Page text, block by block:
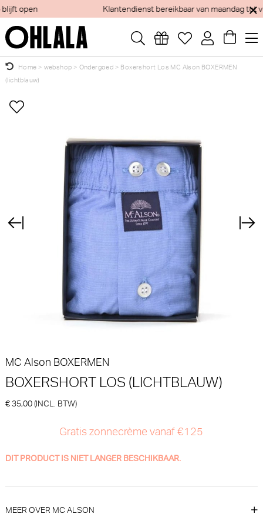
Klantendienst bereikbaar van maandag tot vrijdag
Home > webshop > Ondergoed > Boxershort Los MC Alson BOXERMEN
(lichtblauw)
Wellicht zijn deze producten ook interessant
PrimaDonna Salerno String -
Luxestring (Evening Red)
PrimaDonna
PrimaDonna Monterrey
Beugel BH (Vintage Pink)
PrimaDonna
30% korting
€94,90 66,43
PrimaDonna Cala luna Beugel
PrimaDonna Devdaha Beugel
MC Alson BOXERMEN
BOXERSHORT LOS (LICHTBLAUW)
€ 35,00 (INCL. BTW)
Gratis zonnecrème vanaf €125
DIT PRODUCT IS NIET LANGER BESCHIKBAAR.
MEER OVER MC ALSON